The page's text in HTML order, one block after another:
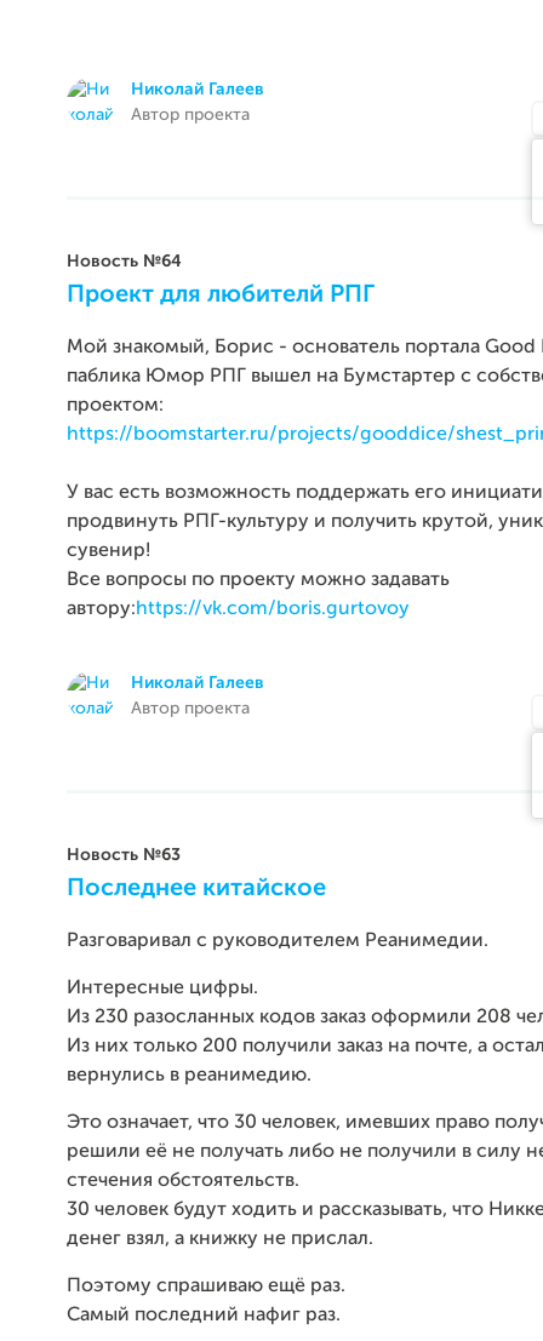
Николай Галеев
Автор проекта
Новость №64
Проект для любителй РПГ
Мой знакомый, Борис - основатель портала Good
паблика Юмор РПГ вышел на Бумстартер с
проектом:
https://boomstarter.ru/projects/gooddice/
У вас есть возможность поддержать его
продвинуть РПГ-культуру и получить крутой,
сувенир!
Все вопросы по проекту можно задавать
автору:https://vk.com/boris.gurtovoy
Николай Галеев
Автор проекта
Новость №63
Последнее китайское
Разговаривал с руководителем Реанимедии.
Интересные цифры.
Из 230 разосланных кодов заказ оформили 208
Из них только 200 получили заказ на почте, а
вернулись в реанимедию.
Это означает, что 30 человек, имевших право
решили её не получать либо не получили в силу
стечения обстоятельств.
30 человек будут ходить и рассказывать, что
денег взял, а книжку не прислал.
Поэтому спрашиваю ещё раз.
Самый последний нафиг раз.